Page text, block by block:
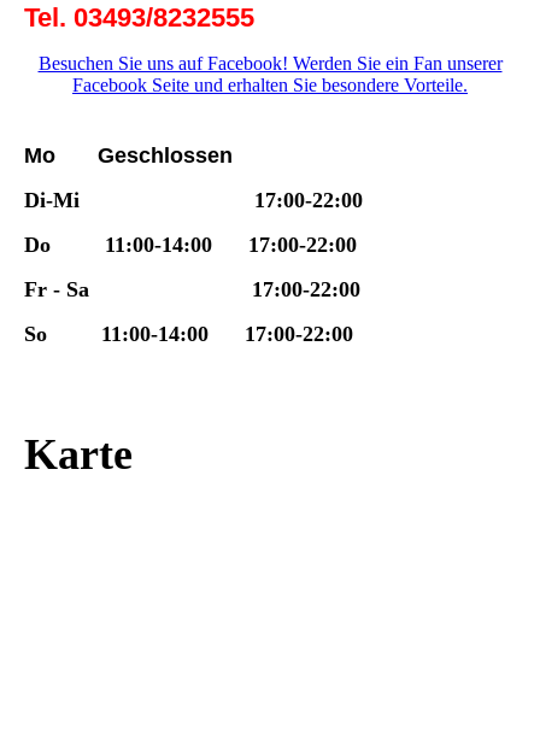
Tel. 03493/8232555
Besuchen Sie uns auf Facebook! Werden Sie ein Fan unserer
Facebook Seite und erhalten Sie besondere Vorteile.
Mo Geschlossen
Di-Mi 17:00-22:00
Do 11:00-14:00 17:00-22:00
Fr - Sa 17:00-22:00
So 11:00-14:00 17:00-22:00
Karte